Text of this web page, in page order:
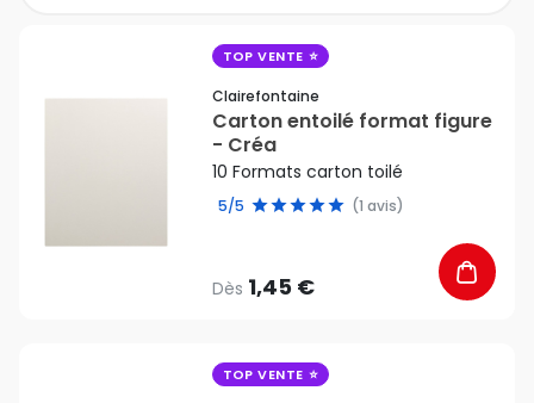
TOP VENTE
Clairefontaine
Carton entoilé format figure
- Créa
10 Formats carton toilé
5/5 (1 avis)
Dès 1,45 €
TOP VENTE